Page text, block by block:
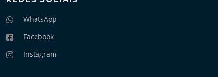
WhatsApp
Facebook
Instagram